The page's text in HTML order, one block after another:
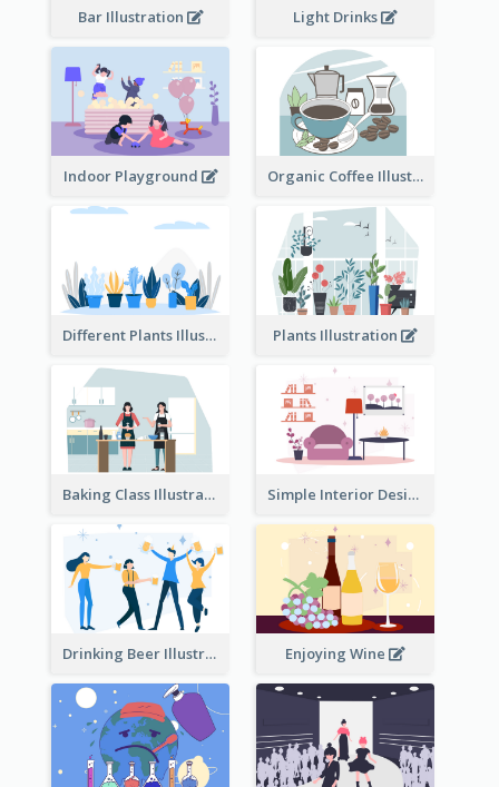
Bar Illustration Light Drinks
Indoor Playground Organic Coffee Illustration
Different Plants Illustration Plants Illustration
Baking Class Illustration Simple Interior Design
Drinking Beer Illustration Enjoying Wine